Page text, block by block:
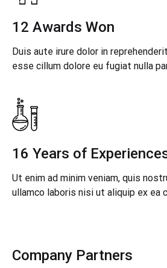
12 Awards Won
Duis aute irure dolor in
esse cillum dolore eu fugiat nulla
16 Years of
Ut enim ad minim veniam, quis
ullamco laboris nisi ut aliquip ex ea
Company Partners